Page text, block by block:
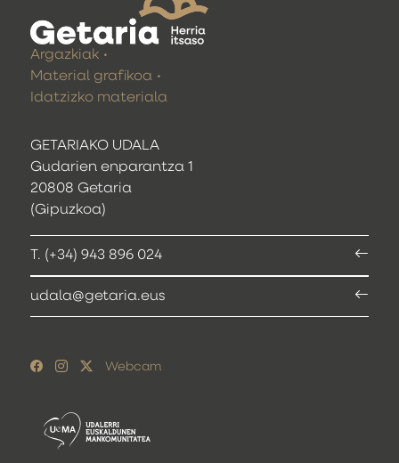
GETARIAKO UDALA
Gudarien enparantza 1
20808 Getaria
(Gipuzkoa)
T. (+34) 943 896 024
udala@getaria.eus
Argazkiak
Material grafikoa
Idatzizko materiala
Webcam